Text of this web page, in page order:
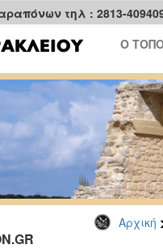
τηλ : 2813-
Ο
Αρχική